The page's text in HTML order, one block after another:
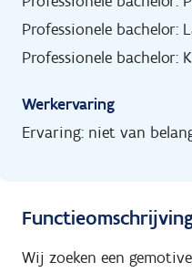
Professionele bachelor:
Professionele bachelor:
Werkervaring
Ervaring: niet van
Wij zoeken een